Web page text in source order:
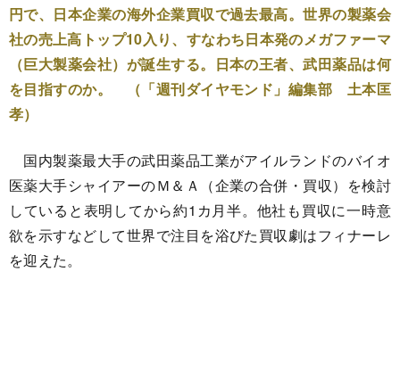
円で、日本企業の海外企業買収で過去最高。世界の製薬会
社の売上高トップ10入り、すなわち日本発のメガファーマ
（巨大製薬会社）が誕生する。日本の王者、武田薬品は何
を目指すのか。 （「週刊ダイヤモンド」編集部 土本匡
孝）
国内製薬最大手の武田薬品工業がアイルランドのバイオ
医薬大手シャイアーのＭ＆Ａ（企業の合併・買収）を検討
していると表明してから約1カ月半。他社も買収に一時意
欲を示すなどして世界で注目を浴びた買収劇はフィナーレ
を迎えた。